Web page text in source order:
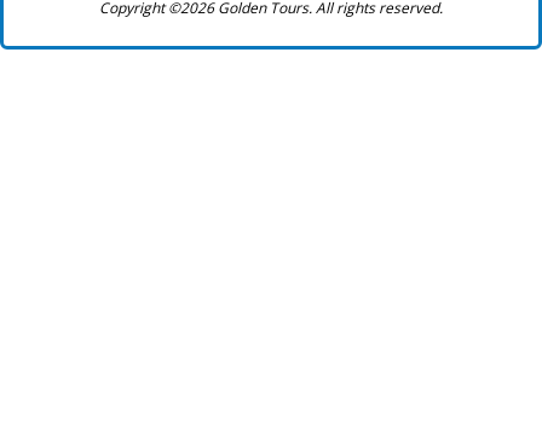
Copyright ©2026 Golden Tours. All rights reserved.